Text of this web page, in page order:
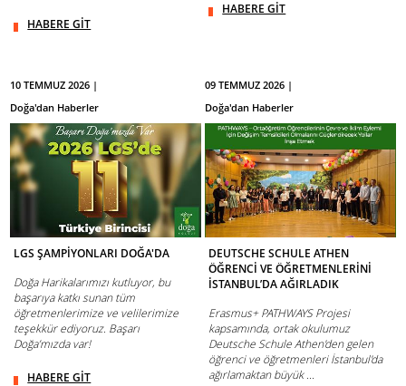
HABERE GİT
HABERE GİT
10 TEMMUZ 2026 |
Doğa'dan Haberler
LGS ŞAMPİYONLARI DOĞA'DA
Doğa Harikalarımızı kutluyor, bu
başarıya katkı sunan tüm
öğretmenlerimize ve velilerimize
teşekkür ediyoruz. Başarı
Doğa’mızda var!
HABERE GİT
09 TEMMUZ 2026 |
Doğa'dan Haberler
DEUTSCHE SCHULE ATHEN
ÖĞRENCİ VE ÖĞRETMENLERİNİ
İSTANBUL’DA AĞIRLADIK
Erasmus+ PATHWAYS Projesi
kapsamında, ortak okulumuz
Deutsche Schule Athen'den gelen
öğrenci ve öğretmenleri İstanbul'da
ağırlamaktan büyük ...